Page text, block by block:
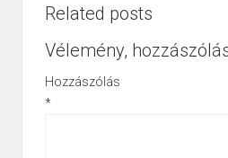
Related posts
Vélemény,
Hozzászólás
*